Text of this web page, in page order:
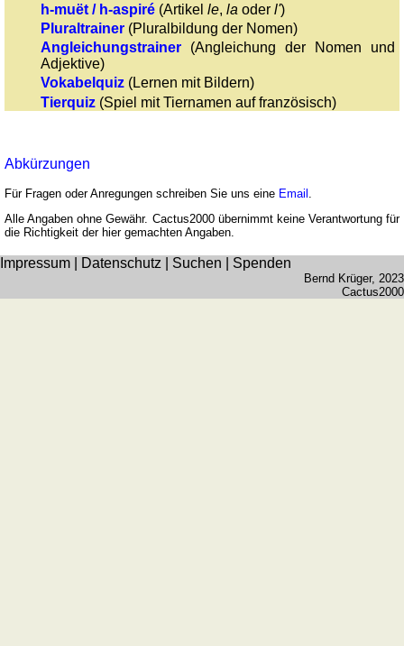
h-muët / h-aspiré (Artikel le, la oder l')
Pluraltrainer (Pluralbildung der Nomen)
Angleichungstrainer (Angleichung der Nomen und
Adjektive)
Vokabelquiz (Lernen mit Bildern)
Tierquiz (Spiel mit Tiernamen auf französisch)
Abkürzungen
Für Fragen oder Anregungen schreiben Sie uns eine Email
Alle Angaben ohne Gewähr. Cactus2000 übernimmt keine Verantwortung für
die Richtigkeit der hier gemachten Angaben.
Impressum Datenschutz Suchen Spenden
Bernd Krüger, 2023
Cactus2000